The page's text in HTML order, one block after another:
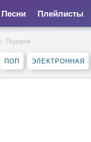
Песни Плейлисты
Подарок
ПОП ЭЛЕКТРОННАЯ